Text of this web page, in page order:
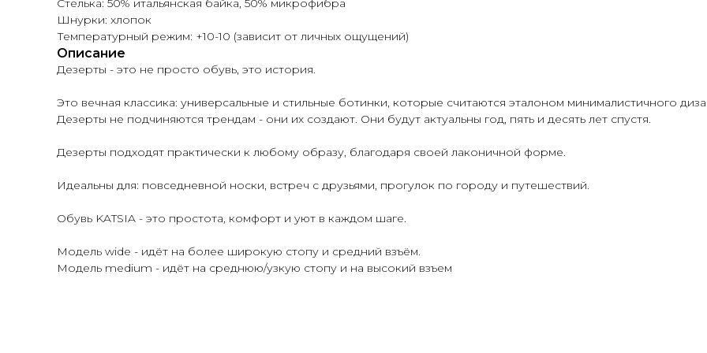
Стелька: 50% итальянская байка, 50% микрофибра
Шнурки: хлопок
Температурный режим: +10-10 (зависит от личных ощущений)
Описание
Дезерты - это не просто обувь, это история.
Это вечная классика: универсальные и стильные ботинки, которые считаются эталоном минималистичного
Дезерты не подчиняются трендам - они их создают. Они будут актуальны год, пять и десять лет спустя.
Дезерты подходят практически к любому образу, благодаря своей лаконичной форме.
Идеальны для: повседневной носки, встреч с друзьями, прогулок по городу и путешествий.
Обувь KATSIA - это простота, комфорт и уют в каждом шаге.
Модель wide - идёт на более широкую стопу и средний взъём.
Модель medium - идёт на среднюю/узкую стопу и на высокий взъем